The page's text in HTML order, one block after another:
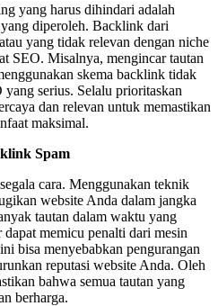
yang harus dihindari adalah
diperoleh. Backlink dari
yang tidak relevan dengan niche
SEO. Misalnya, mengincar tautan
skema backlink tidak
serius. Selalu prioritaskan
dan relevan untuk memastikan
maksimal.
Spam
cara. Menggunakan teknik
website Anda dalam jangka
tautan dalam waktu yang
memicu penalti dari mesin
bisa menyebabkan pengurangan
reputasi website Anda. Oleh
bahwa semua tautan yang
berharga.